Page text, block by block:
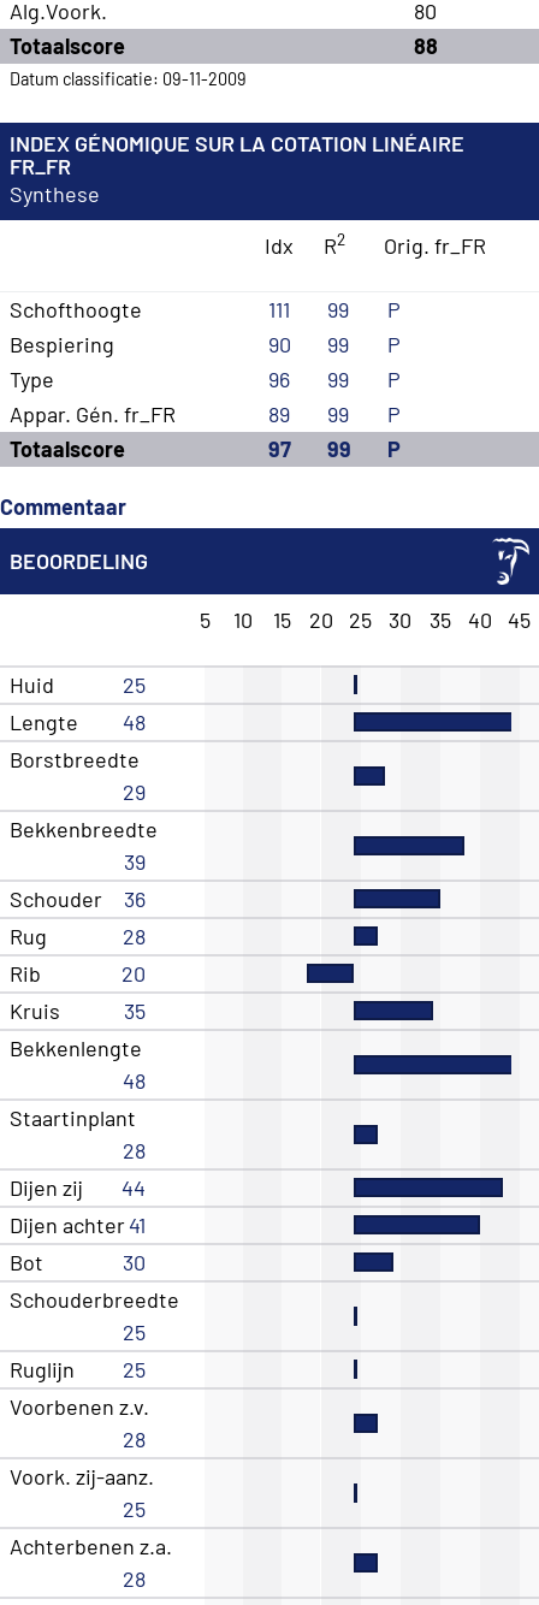
Alg.Voork.
80
Totaalscore
88
Datum classificatie: 09-11-2009
INDEX GÉNOMIQUE SUR LA COTATION LINÉAIRE
FR_FR
Synthese
Idx
R2 Orig. fr_FR
Schofthoogte 111 99
P
Bespiering
90 99
P
Type
96 99
P
Appar. Gén. fr_FR
89 99
P
Totaalscore
97 99 P
Commentaar
BEOORDELING
5 10 15 20 25 30 35 40 45
Huid
25
Lengte
48
Borstbreedte
29
Bekkenbreedte
39
Schouder
36
Rug
28
Rib
20
Kruis
35
Bekkenlengte
48
Staartinplant
28
Dijen zij
44
Dijen achter41
Bot
30
Schouderbreedte
25
Ruglijn
25
Voorbenen z.v.
28
Voork. zij-aanz.
25
Achterbenen z.a.
28